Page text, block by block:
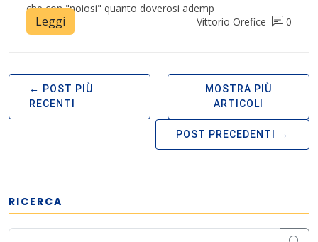
che con "noiosi" quanto doverosi ademp
Leggi Vittorio Orefice 0
POST PIÙ
RECENTI
MOSTRA PIÙ
ARTICOLI
POST PRECEDENTI
RICERCA